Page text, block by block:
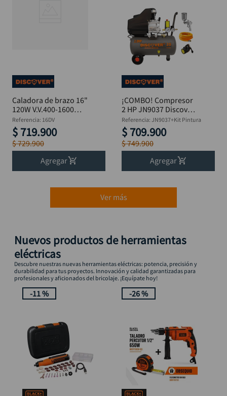
Caladora de brazo 16"
120W V.V.400-1600
RPM DISCOVER 16DV
Referencia: 16DV
$ 719.900
$729.900
Agregar
¡COMBO! Compresor
2 HP JN9037 Discover
+ Aerógrafo +
Manguera + Máscara
Referencia: JN9037+Kit Pintura
$ 709.900
$749.900
Agregar
Ver más
Nuevos productos de herramientas
eléctricas
Descubre nuestras nuevas herramientas eléctricas: potencia, precisión y
durabilidad para tus proyectos. Innovación y calidad garantizadas para
profesionales y aficionados del bricolaje. ¡Equípate hoy!
-11 % -26 %